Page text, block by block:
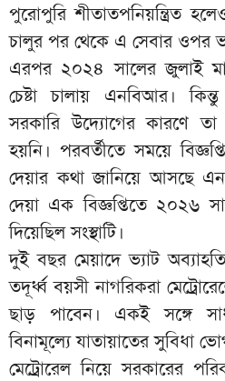
পুরোপুরি শীতাতপনিয়ন্ত্রিত
চালুর পর থেকে এ সেবার ওপর
এরপর ২০২৪ সালের জুলাই
চেষ্টা চালায় এনবিআর।
সরকারি উদ্যোগের কারণে
হয়নি। পরবর্তীতে সময়ে
দেয়ার কথা জানিয়ে আসছে
দেয়া এক বিজ্ঞপ্তিতে ২০২৬
দিয়েছিল সংস্থাটি।
দুই বছর মেয়াদে ভ্যাট
তদূর্ধ্ব বয়সী নাগরিকরা
ছাড় পাবেন। একই সঙ্গে
বিনামূল্যে যাতায়াতের সুবিধা
মেট্রোরেল নিয়ে সরকারের